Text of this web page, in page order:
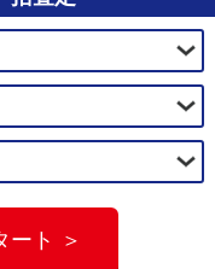
ート ＞